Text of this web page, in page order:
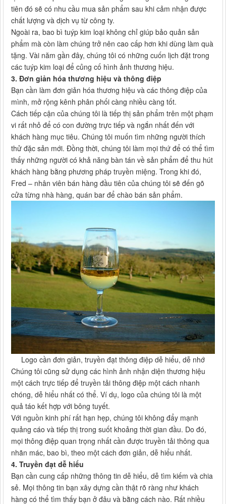
tiên đó sẽ có nhu cầu mua sản phẩm sau khi cảm nhận được
chất lượng và dịch vụ từ công ty.
Ngoài ra, bao bì tuýp kim loại không chỉ giúp bảo quản sản
phẩm mà còn làm chúng trở nên cao cấp hơn khi dùng làm quà
tặng. Vài năm gần đây, chúng tôi có những cuốn lịch đặt trong
các tuýp kim loại để củng cố hình ảnh thương hiệu.
3. Đơn giản hóa thương hiệu và thông điệp
Bạn cần làm đơn giản hóa thương hiệu và các thông điệp của
mình, mở rộng kênh phân phối càng nhiều càng tốt.
Cách tiếp cận của chúng tôi là tiếp thị sản phẩm trên một phạm
vi rất nhỏ để có con đường trực tiếp và ngắn nhất đến với
khách hàng mục tiêu. Chúng tôi muốn tìm những người thích
thử đặc sản mới. Đồng thời, chúng tôi làm mọi thứ để có thể tìm
thấy những người có khả năng bàn tán về sản phẩm để thu hút
khách hàng bằng phương pháp truyền miệng. Trong khi đó,
Fred – nhân viên bán hàng đầu tiên của chúng tôi sẽ đến gõ
cửa từng nhà hàng, quán bar để chào bán sản phẩm.
Logo cần đơn giản, truyền đạt thông điệp dễ hiểu, dễ nhớ
Chúng tôi cũng sử dụng các hình ảnh nhận diện thương hiệu
một cách trực tiếp để truyền tải thông điệp một cách nhanh
chóng, dễ hiểu nhất có thể. Ví dụ, logo của chúng tôi là một
quả táo kết hợp với bông tuyết.
Với nguồn kinh phí rất hạn hẹp, chúng tôi không đẩy mạnh
quảng cáo và tiếp thị trong suốt khoảng thời gian đầu. Do đó,
mọi thông điệp quan trọng nhất cần được truyền tải thông qua
nhãn mác, bao bì, theo một cách đơn giản, dễ hiểu nhất.
4. Truyền đạt dễ hiểu
Bạn cần cung cấp những thông tin dễ hiểu, dễ tìm kiếm và chia
sẻ. Mọi thông tin bạn xây dựng cần thật rõ ràng như khách
hàng có thể tìm thấy bạn ở đâu và bằng cách nào. Rất nhiều